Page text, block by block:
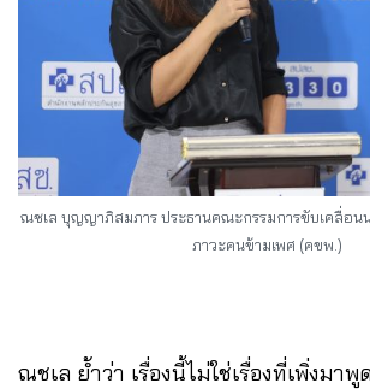
ณชเล บุญญาภิสมภาร ประธานคณะกรรมการขับเคลื่อน
ภาวะคนข้ามเพศ (คขพ.)
ณชเล ย้ำว่า เรื่องนี้ไม่ใช่เรื่องที่เพิ่งมาพู